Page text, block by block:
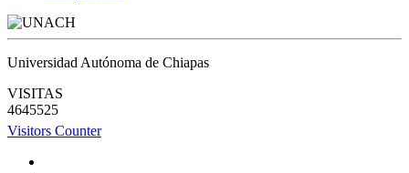
Universidad Autónoma de Chiapas
VISITAS
4645525
Visitors Counter